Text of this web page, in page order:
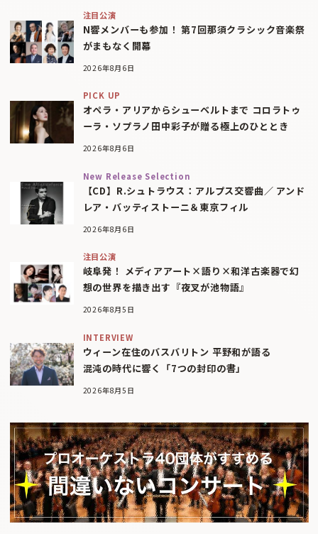
注目公演
N響メンバーも参加！ 第7回那須クラシック音楽祭
がまもなく開幕
2026年8月6日
PICK UP
オペラ・アリアからシューベルトまで コロラトゥ
ーラ・ソプラノ田中彩子が贈る極上のひととき
2026年8月6日
New Release Selection
【CD】R.シュトラウス：アルプス交響曲／ アンド
レア・バッティストーニ＆東京フィル
2026年8月6日
注目公演
岐阜発！ メディアアート×語り×和洋古楽器で幻
想の世界を描き出す『夜叉が池物語』
2026年8月5日
INTERVIEW
ウィーン在住のバスバリトン 平野和が語る
混沌の時代に響く「7つの封印の書」
2026年8月5日